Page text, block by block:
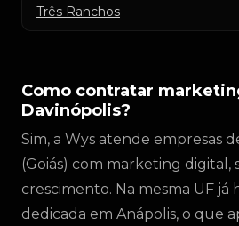
Três Ranchos
Como contratar
Davinópolis?
Sim, a Wys atende empresas
(Goiás) com marketing digital,
crescimento. Na mesma UF já
dedicada em Anápolis, o que